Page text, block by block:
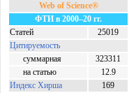
Web of Science®
ФТИ в 2000–20 гг.
Статей
25019
Цитируемость
суммарная
323311
на статью
12.9
Индекс Хирша
169